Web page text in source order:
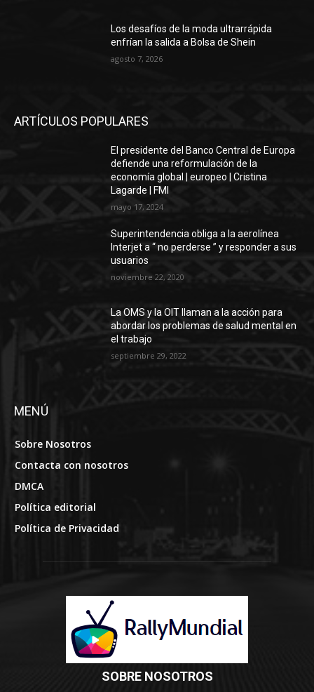
Los desafíos de la moda ultrarrápida
enfrían la salida a Bolsa de Shein
agosto 7, 2026
ARTÍCULOS POPULARES
El presidente del Banco Central de Europa
defiende una reformulación de la
economía global | europeo | Cristina
Lagarde | FMI
mayo 17, 2024
Superintendencia obliga a la aerolínea
Interjet a “ no perderse ” y responder a sus
usuarios
noviembre 22, 2020
La OMS y la OIT llaman a la acción para
abordar los problemas de salud mental en
el trabajo
septiembre 29, 2022
MENÚ
Sobre Nosotros
Contacta con nosotros
DMCA
Política editorial
Política de Privacidad
SOBRE NOSOTROS